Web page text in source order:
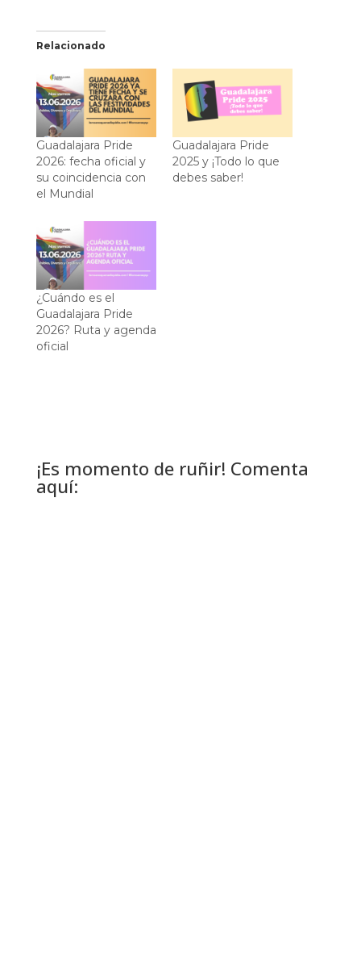
Relacionado
Guadalajara Pride
2026: fecha oficial y
su coincidencia con
el Mundial
Guadalajara Pride
2025 y ¡Todo lo que
debes saber!
¿Cuándo es el
Guadalajara Pride
2026? Ruta y agenda
oficial
¡Es momento de ruñir! Comenta
aquí: